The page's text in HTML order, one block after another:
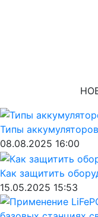
Типы
08.08.2025 16:00
Как защитить
15.05.2025 15:53